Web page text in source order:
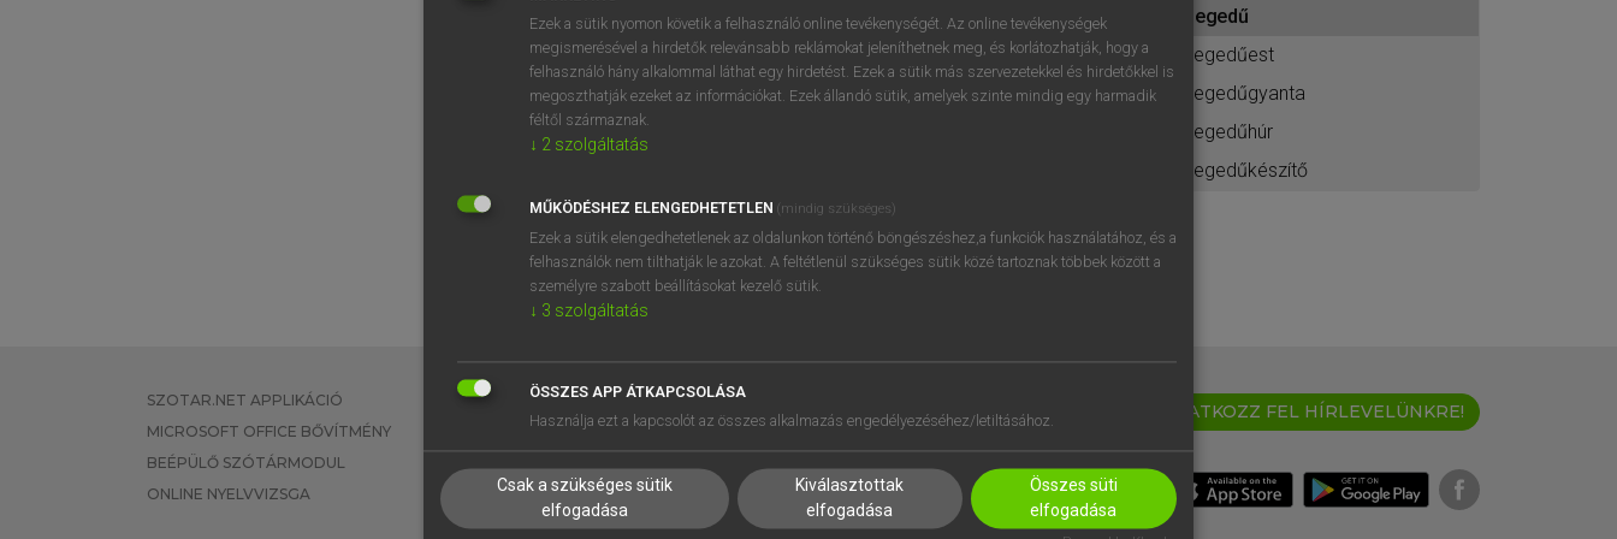
BELÉPÉS
próbaverziójának elindításához
regisztrálok ésbelépek.
REGISZTRÁCIÓ
hegedű
hegedűest
hegedűgyanta
hegedűhúr
hegedűkészítő
SZOTAR.NET APPLIKÁCIÓ
MICROSOFT OFFICE BŐVÍTMÉNY
BEÉPÜLŐ SZÓTÁRMODUL
ONLINE NYELVVIZSGA
EGYÉNI FELHASZNÁLÓKNAK
TANULÓKNAK
VÁLLALATI MEGOLDÁSOK
SÚGÓ
RÓLUNK
SÜTI BEÁLLÍTÁSOK
IRATKOZZ FEL HÍRLEVELÜNKRE!
Ezek a sütik nyomon követik a felhasználó online tevékenységét. Az online tevékenységek
megismerésével a hirdetők relevánsabb reklámokat jeleníthetnek meg, és korlátozhatják, hogy a
felhasználó hány alkalommal láthat egy hirdetést. Ezek a sütik más szervezetekkel és hirdetőkkel is
megoszthatják ezeket az információkat. Ezek állandó sütik, amelyek szinte mindig egy harmadik
féltől származnak.
↓ 2 szolgáltatás
MŰKÖDÉSHEZ ELENGEDHETETLEN (mindig szükséges)
Ezek a sütik elengedhetetlenek az oldalunkon történő böngészéshez,a funkciók használatához, és a
felhasználók nem tilthatják le azokat. A feltétlenül szükséges sütik közé tartoznak többek között a
személyre szabott beállításokat kezelő sütik.
↓ 3 szolgáltatás
ÖSSZES APP ÁTKAPCSOLÁSA
Használja ezt a kapcsolót az összes alkalmazás engedélyezéséhez/letiltásához.
Csak a szükséges sütik
elfogadása
Kiválasztottak
elfogadása
Összes süti
elfogadása